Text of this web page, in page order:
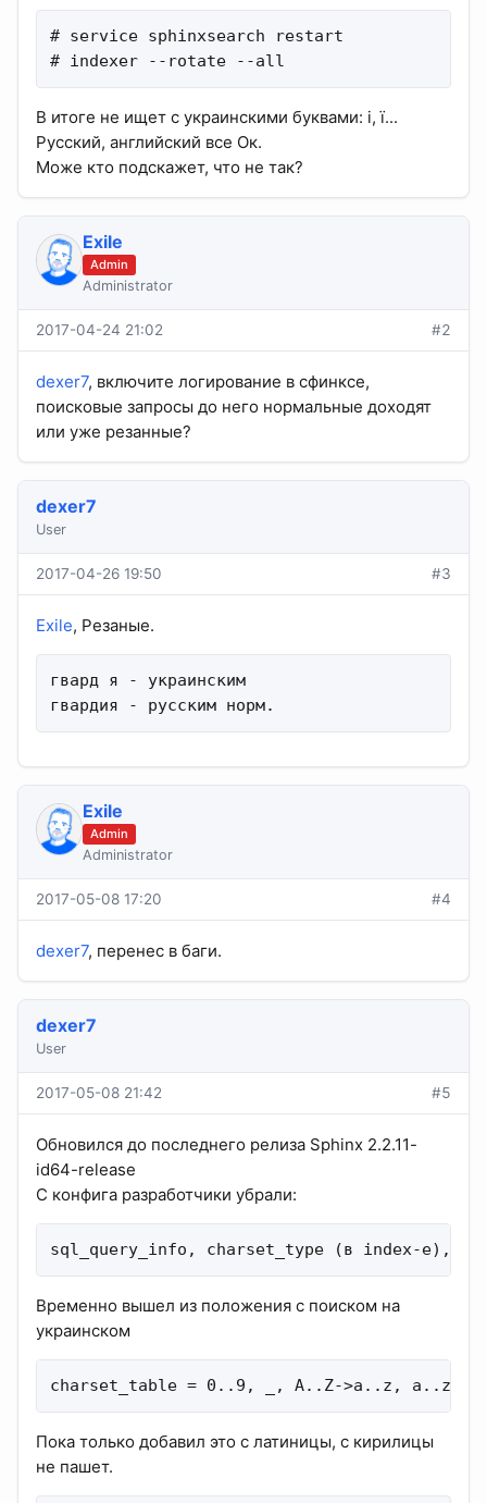
# service sphinxsearch restart
# indexer --rotate --all
В итоге не ищет с украинскими буквами: і, ї...
Русский, английский все Ок.
Може кто подскажет, что не так?
Exile
Admin
Administrator
2017-04-24 21:02 #2
dexer7, включите логирование в сфинксе,
поисковые запросы до него нормальные доходят
или уже резанные?
dexer7
User
2017-04-26 19:50 #3
Exile, Резаные.
гвард я - украинским
гвардия - русским норм.
Exile
Admin
Administrator
2017-05-08 17:20 #4
dexer7, перенес в баги.
dexer7
User
2017-05-08 21:42 #5
Обновился до последнего релиза Sphinx 2.2.11-
id64-release
С конфига разработчики убрали:
sql_query_info, charset_type (в index-е),
Временно вышел из положения с поиском на
украинском
charset_table = 0..9, _, A..Z->a..z, a..z,
Пока только добавил это с латиницы, с кирилицы
не пашет.